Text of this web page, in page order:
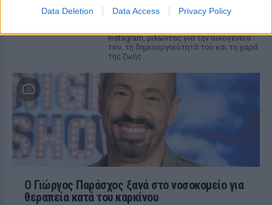
Data Deletion Data Access Privacy Policy
Instagram, μιλώντας για την οικογένειά
του, τη δημιουργικότητά του και τη χαρά
της ζωής.
O Γιώργος Παράσχος ξανά στο νοσοκομείο για
θεραπεία κατά του καρκίνου